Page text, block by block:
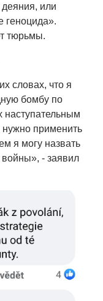
или
геноцида».
тюрьмы.
словах, что я
бомбу по
наступательным
нужно применить
я могу назвать
- заявил